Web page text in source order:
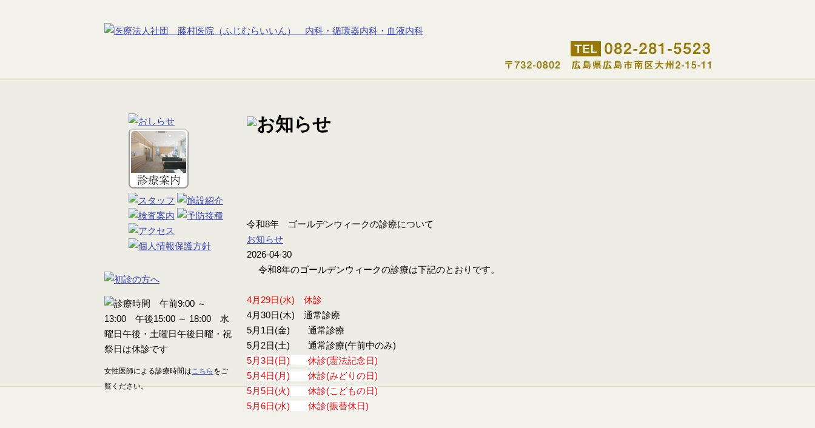
女性医師による診療時間はこちら をご
覧ください。
令和8年 ゴールデンウィークの診療について
お知らせ
2026-04-30
令和8年のゴールデンウィークの診療は下記のとおりです。
4月29日(水) 休診
4月30日(木) 通常診療
5月1日(金) 通常診療
5月2日(土) 通常診療(午前中のみ)
5月3日(日) 休診(憲法記念日)
5月4日(月) 休診(みどりの日)
5月5日(火) 休診(こどもの日)
5月6日(水) 休診(振替休日)